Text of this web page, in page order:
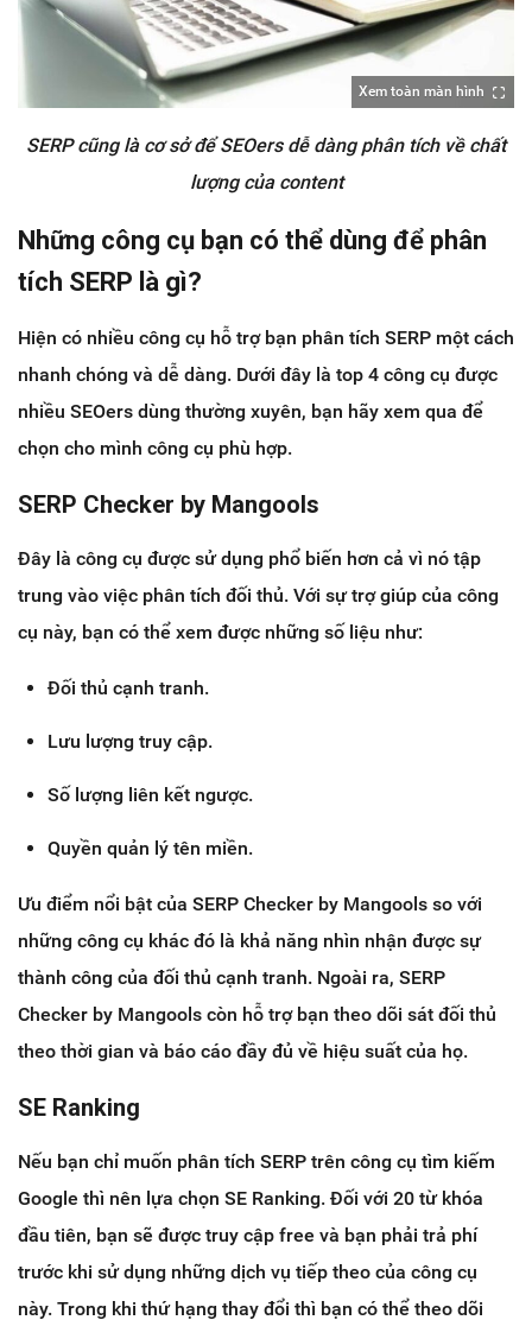
Xem toàn màn hình
SERP cũng là cơ sở để SEOers dễ dàng phân tích về chất
lượng của content
Những công cụ bạn có thể dùng để phân
tích SERP là gì?
Hiện có nhiều công cụ hỗ trợ bạn phân tích SERP một cách
nhanh chóng và dễ dàng. Dưới đây là top 4 công cụ được
nhiều SEOers dùng thường xuyên, bạn hãy xem qua để
chọn cho mình công cụ phù hợp.
SERP Checker by Mangools
Đây là công cụ được sử dụng phổ biến hơn cả vì nó tập
trung vào việc phân tích đối thủ. Với sự trợ giúp của công
cụ này, bạn có thể xem được những số liệu như:
Đối thủ cạnh tranh.
Lưu lượng truy cập.
Số lượng liên kết ngược.
Quyền quản lý tên miền.
Ưu điểm nổi bật của SERP Checker by Mangools so với
những công cụ khác đó là khả năng nhìn nhận được sự
thành công của đối thủ cạnh tranh. Ngoài ra, SERP
Checker by Mangools còn hỗ trợ bạn theo dõi sát đối thủ
theo thời gian và báo cáo đầy đủ về hiệu suất của họ.
SE Ranking
Nếu bạn chỉ muốn phân tích SERP trên công cụ tìm kiếm
Google thì nên lựa chọn SE Ranking. Đối với 20 từ khóa
đầu tiên, bạn sẽ được truy cập free và bạn phải trả phí
trước khi sử dụng những dịch vụ tiếp theo của công cụ
này. Trong khi thứ hạng thay đổi thì bạn có thể theo dõi